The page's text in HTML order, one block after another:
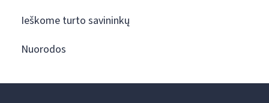
Ieškome turto savininkų
Nuorodos